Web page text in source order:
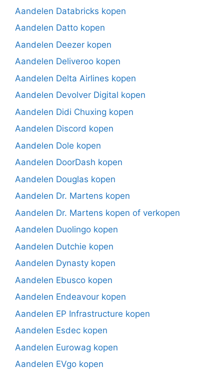
Aandelen Databricks kopen
Aandelen Datto kopen
Aandelen Deezer kopen
Aandelen Deliveroo kopen
Aandelen Delta Airlines kopen
Aandelen Devolver Digital kopen
Aandelen Didi Chuxing kopen
Aandelen Discord kopen
Aandelen Dole kopen
Aandelen DoorDash kopen
Aandelen Douglas kopen
Aandelen Dr. Martens kopen
Aandelen Dr. Martens kopen of verkopen
Aandelen Duolingo kopen
Aandelen Dutchie kopen
Aandelen Dynasty kopen
Aandelen Ebusco kopen
Aandelen Endeavour kopen
Aandelen EP Infrastructure kopen
Aandelen Esdec kopen
Aandelen Eurowag kopen
Aandelen EVgo kopen